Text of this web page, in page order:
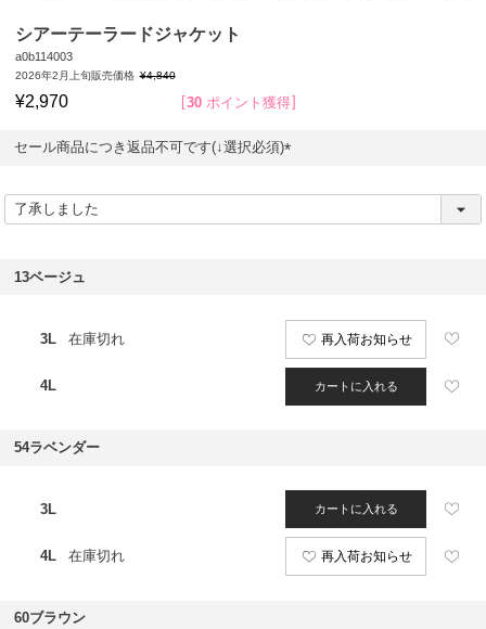
シアーテーラードジャケット
a0b114003
2026年2月上旬販売価格 ¥4,840
¥2,970 30 ポイント獲得
セール商品につき返品不可です(↓選択必須)
必
13ベージュ
3L 在庫切れ 再入荷お知らせ
4L カートに入れる
54ラベンダー
3L カートに入れる
4L 在庫切れ 再入荷お知らせ
60ブラウン